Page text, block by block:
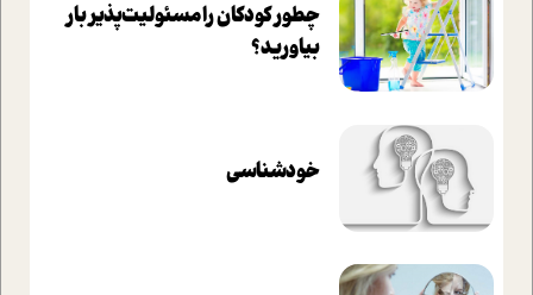
چطور کودکان را مسئولیت‌پذیر بار
بیاورید؟
خودشناسی